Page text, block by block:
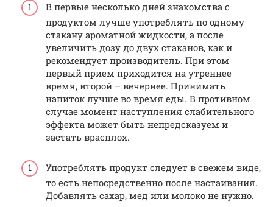
В первые несколько дней знакомства с
продуктом лучше употреблять по одному
стакану ароматной жидкости, а после
увеличить дозу до двух стаканов, как и
рекомендует производитель. При этом
первый прием приходится на утреннее
время, второй – вечернее. Принимать
напиток лучше во время еды. В противном
случае момент наступления слабительного
эффекта может быть непредсказуем и
застать врасплох.
Употреблять продукт следует в свежем виде,
то есть непосредственно после настаивания.
Добавлять сахар, мед или молоко не нужно.